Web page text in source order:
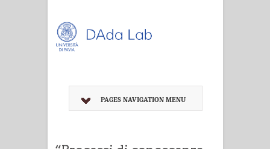
PAGES NAVIGATION MENU